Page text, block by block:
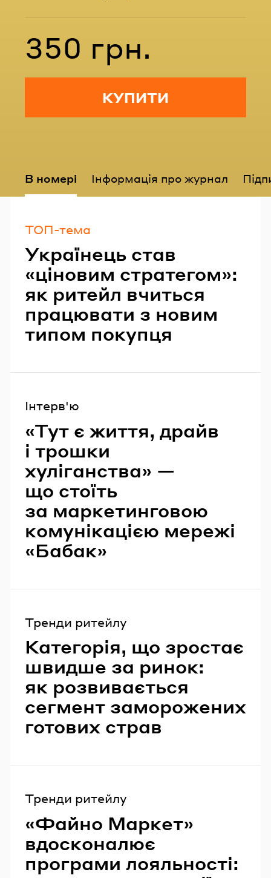
Вартість
350 грн.
КУПИТИ
В номері Інформація про журнал
ТОП-тема
Українець став
«ціновим стратегом»:
як ритейл вчиться
працювати з новим
типом покупця
Інтерв'ю
«Тут є життя, драйв
і трошки
хуліганства» —
що стоїть
за маркетинговою
комунікацією мережі
«Бабак»
Тренди ритейлу
Категорія, що зростає
швидше за ринок:
як розвивається
сегмент заморожених
готових страв
Тренди ритейлу
«Файно Маркет»
вдосконалює
програми лояльності: